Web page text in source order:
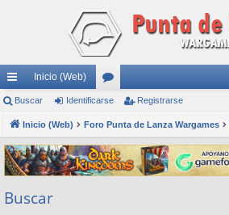
nl
ac
es
rá
pi
Inicio (Web)
or
os
Buscar Identificarse Registrarse
Inicio (Web) Foro Punta de Lanza Wargames
Buscar